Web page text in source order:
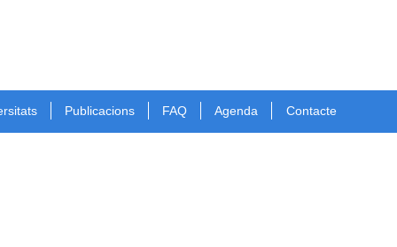
Publicacions FAQ Agenda Contacte